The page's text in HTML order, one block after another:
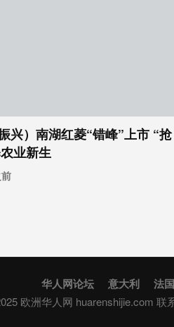
振兴）南湖红菱“错峰”上市 “抢
业新生
华人网论坛 意大利 法国
欧洲华人网 huarenshijie.com 联